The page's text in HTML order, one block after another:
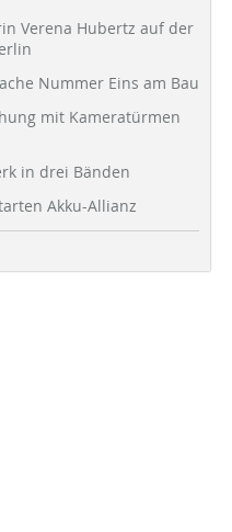
Verena Hubertz auf der
Nummer Eins am Bau
mit Kameratürmen
in drei Bänden
Akku-Allianz